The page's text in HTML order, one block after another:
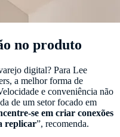
no produto
digital? Para Lee
a melhor forma de
e conveniência não
de um setor focado em
se em criar conexões
replicar”, recomenda.